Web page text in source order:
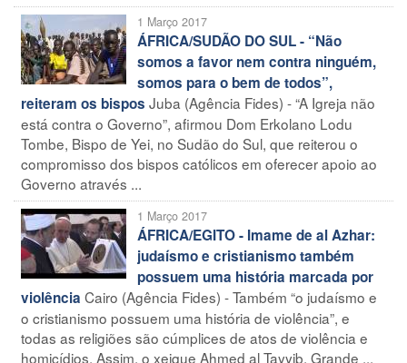
1 Março 2017
ÁFRICA/SUDÃO DO SUL - “Não
somos a favor nem contra ninguém,
somos para o bem de todos”,
reiteram os bispos Juba (Agência Fides) - “A Igreja não
está contra o Governo”, afirmou Dom Erkolano Lodu
Tombe, Bispo de Yei, no Sudão do Sul, que reiterou o
compromisso dos bispos católicos em oferecer apoio ao
Governo através ...
1 Março 2017
ÁFRICA/EGITO - Imame de al Azhar:
judaísmo e cristianismo também
possuem uma história marcada por
violência Cairo (Agência Fides) - Também “o judaísmo e
o cristianismo possuem uma história de violência”, e
todas as religiões são cúmplices de atos de violência e
homicídios. Assim, o xeique Ahmed al Tayyib, Grande ...